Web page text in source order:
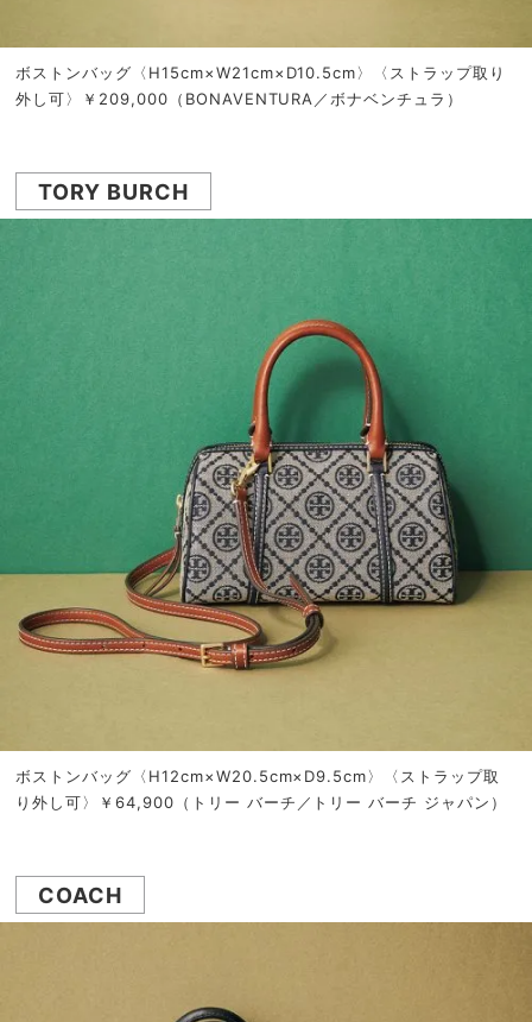
ボストンバッグ〈H15cm×W21cm×D10.5cm〉〈ストラップ取り
外し可〉￥209,000（BONAVENTURA／ボナベンチュラ）
TORY BURCH
ボストンバッグ〈H12cm×W20.5cm×D9.5cm〉〈ストラップ取
り外し可〉￥64,900（トリー バーチ／トリー バーチ ジャパン）
COACH